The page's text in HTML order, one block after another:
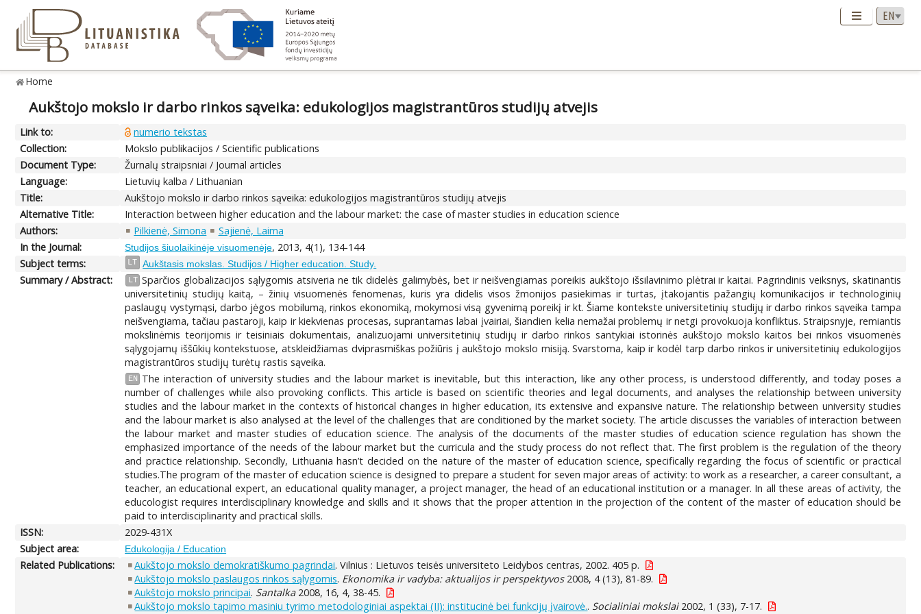
Home
Aukštojo mokslo ir darbo rinkos sąveika: edukologijos magistrantūros studijų atvejis
Link to:
numerio tekstas
Collection:
Mokslo publikacijos / Scientific publications
Document Type:
Žurnalų straipsniai / Journal articles
Language:
Lietuvių kalba / Lithuanian
Title:
Aukštojo mokslo ir darbo rinkos sąveika: edukologijos magistrantūros studijų atvejis
Alternative Title:
Interaction between higher education and the labour market: the case of master studies in education science
Authors:
Pilkienė, Simona
Sajienė, Laima
In the Journal:
Studijos šiuolaikinėje visuomenėje, 2013, 4(1), 134-144
Subject terms:
LT Aukštasis mokslas. Studijos / Higher education. Study.
Summary / Abstract: LT Sparčios globalizacijos sąlygomis atsiveria ne tik didelės galimybės, bet ir neišvengiamas poreikis aukštojo išsilavinimo plėtrai ir kaitai. Pagrindinis veiksnys, skatinantis
universitetinių studijų kaitą, – žinių visuomenės fenomenas, kuris yra didelis visos žmonijos pasiekimas ir turtas, įtakojantis pažangių komunikacijos ir technologinių
paslaugų vystymąsi, darbo jėgos mobilumą, rinkos ekonomiką, mokymosi visą gyvenimą poreikį ir kt. Šiame kontekste universitetinių studijų ir darbo rinkos sąveika tampa
neišvengiama, tačiau pastaroji, kaip ir kiekvienas procesas, suprantamas labai įvairiai, šiandien kelia nemažai problemų ir netgi provokuoja konfliktus. Straipsnyje, remiantis
mokslinėmis teorijomis ir teisiniais dokumentais, analizuojami universitetinių studijų ir darbo rinkos santykiai istorinės aukštojo mokslo kaitos bei rinkos visuomenės
sąlygojamų iššūkių kontekstuose, atskleidžiamas dviprasmiškas požiūris į aukštojo mokslo misiją. Svarstoma, kaip ir kodėl tarp darbo rinkos ir universitetinių edukologijos
magistrantūros studijų turėtų rastis sąveika.
EN
The interaction of university studies and the labour market is inevitable, but this interaction, like any other process, is understood differently, and today poses a
number of challenges while also provoking conflicts. This article is based on scientific theories and legal documents, and analyses the relationship between university
studies and the labour market in the contexts of historical changes in higher education, its extensive and expansive nature. The relationship between university studies
and the labour market is also analysed at the level of the challenges that are conditioned by the market society. The article discusses the variables of interaction between
the labour market and master studies of education science. The analysis of the documents of the master studies of education science regulation has shown the
emphasized importance of the needs of the labour market but the curricula and the study process do not reflect that. The first problem is the regulation of the theory
and practice relationship. Secondly, Lithuania hasn’t decided on the nature of the master of education science, specifically regarding the focus of scientific or practical
studies.The program of the master of education science is designed to prepare a student for seven major areas of activity: to work as a researcher, a career consultant, a
teacher, an educational expert, an educational quality manager, a project manager, the head of an educational institution or a manager. In all these areas of activity, the
educologist requires interdisciplinary knowledge and skills and it shows that the proper attention in the projection of the content of the master of education should be
paid to interdisciplinarity and practical skills.
ISSN:
2029-431X
Subject area:
Edukologija / Education
Related Publications: Aukštojo mokslo demokratiškumo pagrindai. Vilnius : Lietuvos teisės universiteto Leidybos centras, 2002. 405 p.
Aukštojo mokslo paslaugos rinkos sąlygomis. Ekonomika ir vadyba: aktualijos ir perspektyvos2008, 4 (13), 81-89.
Aukštojo mokslo principai. Santalka2008, 16, 4, 38-45.
Aukštojo mokslo tapimo masiniu tyrimo metodologiniai aspektai (II): institucinė bei funkcijų įvairovė.. Socialiniai mokslai2002, 1 (33), 7-17.